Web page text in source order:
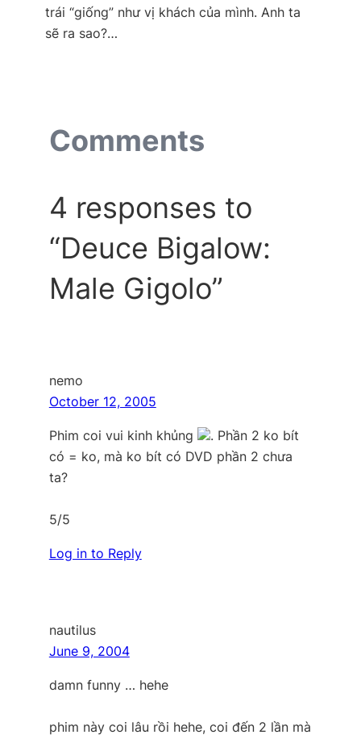
trái “giống” như vị khách của mình. Anh ta
sẽ ra sao?…
Comments
4 responses to
“Deuce Bigalow:
Male Gigolo”
nemo
October 12, 2005
Phim coi vui kinh khủng
. Phần 2 ko bít
có = ko, mà ko bít có DVD phần 2 chưa
ta?
5/5
Log in to Reply
nautilus
June 9, 2004
damn funny … hehe
phim này coi lâu rồi hehe, coi đến 2 lần mà